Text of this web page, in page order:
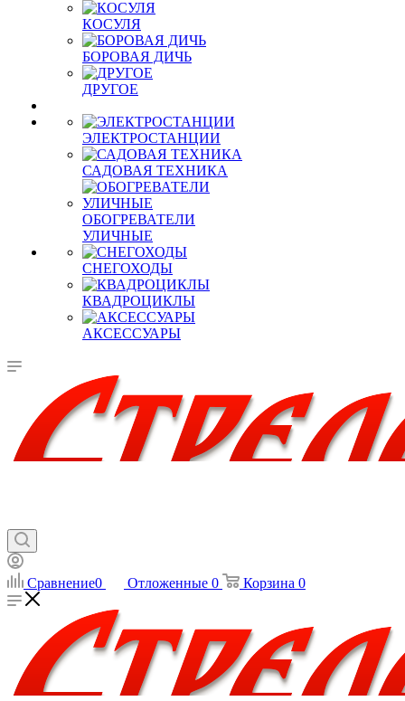
КОСУЛЯ
БОРОВАЯ ДИЧЬ
ДРУГОЕ
ЭЛЕКТРОСТАНЦИИ
САДОВАЯ ТЕХНИКА
ОБОГРЕВАТЕЛИ
УЛИЧНЫЕ
СНЕГОХОДЫ
КВАДРОЦИКЛЫ
АКСЕССУАРЫ
Сравнение0 Отложенные 0 Корзина 0